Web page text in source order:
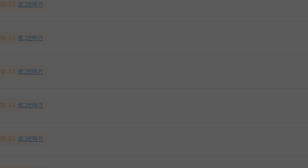
니다. 로그인하기
니다. 로그인하기
니다. 로그인하기
니다. 로그인하기
니다. 로그인하기